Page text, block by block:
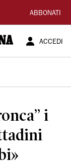
ABBONATI
ACCEDI
i